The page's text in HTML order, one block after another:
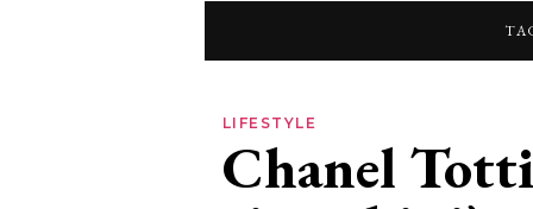
LIFESTYLE
Chanel